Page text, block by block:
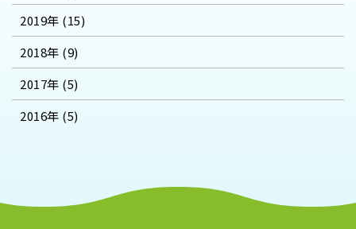
2019年 (15)
2018年 (9)
2017年 (5)
2016年 (5)